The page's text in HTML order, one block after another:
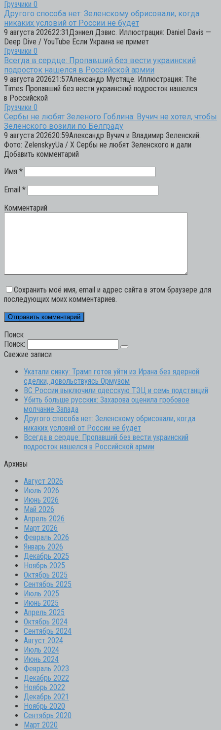
Грузчики 0
Другого способа нет: Зеленскому обрисовали, когда
никаких условий от России не будет
9 августа 202622:31Дэниел Дэвис. Иллюстрация: Daniel Davis —
Deep Dive / YouTube Если Украина не примет
Грузчики 0
Всегда в сердце: Пропавший без вести украинский
подросток нашелся в Российской армии
9 августа 202621:57Александр Мустяце. Иллюстрация: The
Times Пропавший без вести украинский подросток нашелся
в Российской
Грузчики 0
Сербы не любят Зеленого Гоблина: Вучич не хотел, чтобы
Зеленского возили по Белграду
9 августа 202620:59Александр Вучич и Владимир Зеленский.
Фото: ZelenskyyUa / X Сербы не любят Зеленского и дали
Добавить комментарий
Имя *
Email *
Комментарий
Сохранить моё имя, email и адрес сайта в этом браузере для
последующих моих комментариев.
Поиск
Поиск:
Свежие записи
Укатали сивку: Трамп готов уйти из Ирана без ядерной
сделки, довольствуясь Ормузом
ВС России выключили одесскую ТЭЦ и семь подстанций
Убить больше русских: Захарова оценила гробовое
молчание Запада
Другого способа нет: Зеленскому обрисовали, когда
никаких условий от России не будет
Всегда в сердце: Пропавший без вести украинский
подросток нашелся в Российской армии
Архивы
Август 2026
Июль 2026
Июнь 2026
Май 2026
Апрель 2026
Март 2026
Февраль 2026
Январь 2026
Декабрь 2025
Ноябрь 2025
Октябрь 2025
Сентябрь 2025
Июль 2025
Июнь 2025
Апрель 2025
Октябрь 2024
Сентябрь 2024
Август 2024
Июль 2024
Июнь 2024
Февраль 2023
Декабрь 2022
Ноябрь 2022
Декабрь 2021
Ноябрь 2020
Сентябрь 2020
Март 2020